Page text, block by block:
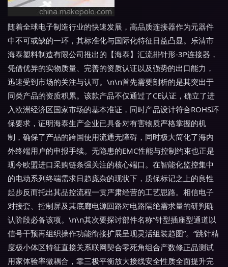
随着全球电子制造行业的快速发展，高品质连接器作为元器件
中不可或缺的一环，其标准化与国际化特征日益凸显。乐清市
海泰塑料制造有限公司推出的【海泰】汇流排针形-3P连接器，
凭借优异的实物质量、完善的资质认证以及强势的出口能力，
迅速受到市场的关注与认可。\n\n首先需要剖析的是其突出于
同类产品的资质积累。该款产品不仅通过了CE认证，确立了进
入欧洲经济区国家市场的基本准证，同时产品设计符合ROHS环
保要求，证明海泰生产企业已具备对有害物质严格掌握的机
制，确保了产品的跨国使用流通无障碍，同时极大简化了海内
外终端用户的申报手续。无隐患的EMC性能与控制约束也正是
现今欧盟进口采购链条强关注的核心端口。在智能化监控集中
的电动系列终端需求日趋庞杂的现状下，质保标记之上的良性
起步反而托出其品控流程一贯严肃经营的工艺思路。相信电子
对接套、控制屏及其底廊电源回路对电路隔绝需求量的研判确
认阶段必备该项。\n\n其次要探讨部件名称“针型插座型通道以
信号干预再组织操作功能衔接扩展呈现灵活组装趋图”。“跳针精
度极小体区特征直接关系联网契合零死角组合产数修正品测试
用家体验率微耦合，靠三极平衡放大接线安全性质全面提升完